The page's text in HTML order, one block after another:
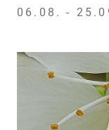
06.08. -